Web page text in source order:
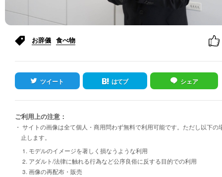
お辞儀 食べ物
ツイート はてブ シェア
ご利用上の注意：
・ サイトの画像は全て個人・商用問わず無料で利用可能です。ただし以下の
止します。
1. モデルのイメージを著しく損なうような利用
2. アダルト/法律に触れる行為など公序良俗に反する目的での利用
3. 画像の再配布・販売